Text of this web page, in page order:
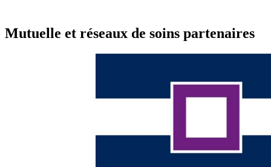
Mutuelle et réseaux de soins partenaires